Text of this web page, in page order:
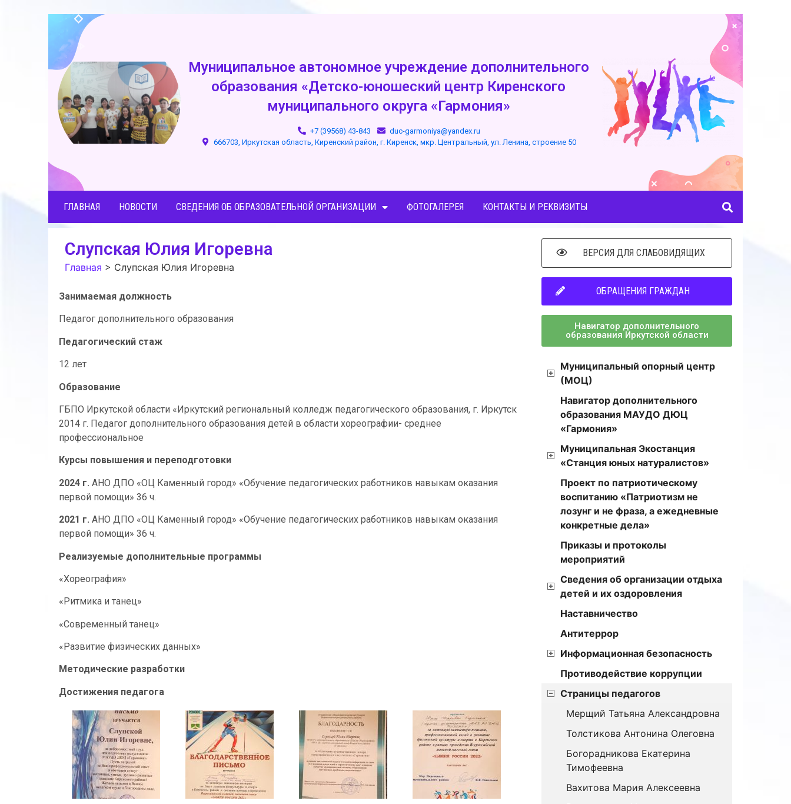
Муниципальное автономное учреждение дополнительного
образования «Детско-юношеский центр Киренского
муниципального округа «Гармония»
+7 (39568) 43-843
duc-garmoniya@yandex.ru
666703, Иркутская область, Киренский район, г. Киренск, мкр. Центральный, ул. Ленина, строение 50
ГЛАВНАЯ НОВОСТИ СВЕДЕНИЯ ОБ ОБРАЗОВАТЕЛЬНОЙ ОРГАНИЗАЦИИ ФОТОГАЛЕРЕЯ КОНТАКТЫ И РЕКВИЗИТЫ
Слупская Юлия Игоревна
Главная > Слупская Юлия Игоревна
Занимаемая должность
Педагог дополнительного образования
Педагогический стаж
12 лет
Образование
ГБПО Иркутской области «Иркутский региональный колледж педагогического образования, г. Иркутск
2014 г. Педагог дополнительного образования детей в области хореографии- среднее
профессиональное
Курсы повышения и переподготовки
2024 г. АНО ДПО «ОЦ Каменный город» «Обучение педагогических работников навыкам оказания
первой помощи» 36 ч.
2021 г. АНО ДПО «ОЦ Каменный город» «Обучение педагогических работников навыкам оказания
первой помощи» 36 ч.
Реализуемые дополнительные программы
«Хореография»
«Ритмика и танец»
«Современный танец»
«Развитие физических данных»
Методические разработки
Достижения педагога
ВЕРСИЯ ДЛЯ СЛАБОВИДЯЩИХ
ОБРАЩЕНИЯ ГРАЖДАН
Навигатор дополнительного
образования Иркутской области
Муниципальный опорный центр
(МОЦ)
Навигатор дополнительного
образования МАУДО ДЮЦ
«Гармония»
Муниципальная Экостанция
«Станция юных натуралистов»
Проект по патриотическому
воспитанию «Патриотизм не
лозунг и не фраза, а ежедневные
конкретные дела»
Приказы и протоколы
мероприятий
Сведения об организации отдыха
детей и их оздоровления
Наставничество
Антитеррор
Информационная безопасность
Противодействие коррупции
Страницы педагогов
Мерщий Татьяна Александровна
Толстикова Антонина Олеговна
Богорадникова Екатерина
Тимофеевна
Вахитова Мария Алексеевна